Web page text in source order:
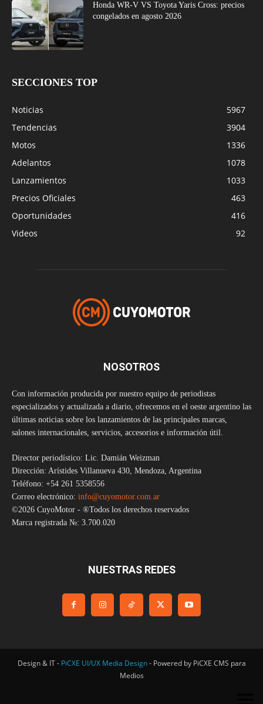
Honda WR-V VS Toyota Yaris Cross: precios
congelados en agosto 2026
SECCIONES TOP
Noticias
5967
Tendencias
3904
Motos
1336
Adelantos
1078
Lanzamientos
1033
Precios Oficiales
463
Oportunidades
416
Videos
92
NOSOTROS
Con información producida por nuestro equipo de periodistas
especializados y actualizada a diario, ofrecemos en el oeste argentino las
últimas noticias sobre los lanzamientos de las principales marcas,
salones internacionales, servicios, accesorios e información útil.
Director periodístico: Lic. Damián Weizman
Dirección: Arístides Villanueva 430, Mendoza, Argentina
Teléfono: +54 261 5358556
Correo electrónico: info@cuyomotor.com.ar
©2026 CuyoMotor - ®Todos los derechos reservados
Marca registrada №: 3.700.020
NUESTRAS REDES
Design & IT - PiCXE UI/UX Media Design- Powered by PiCXE CMS para
Medios